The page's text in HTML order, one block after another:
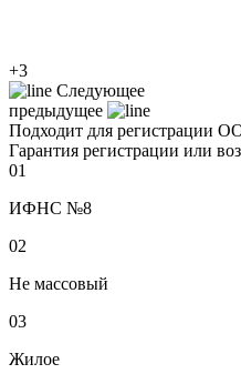
+3
Следующее
предыдущее
Подходит для регистрации
Гарантия регистрации или
01
ИФНС №8
02
Не массовый
03
Жилое